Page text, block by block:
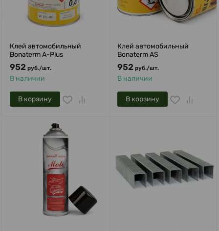
Клей автомобильный
Bonaterm A-Plus
952 руб./шт.
В наличии
В корзину
Клей автомобильный
Bonaterm AS
952 руб./шт.
В наличии
В корзину